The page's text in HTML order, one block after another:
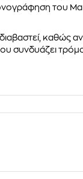
του
διαβαστεί,
συνδυάζει